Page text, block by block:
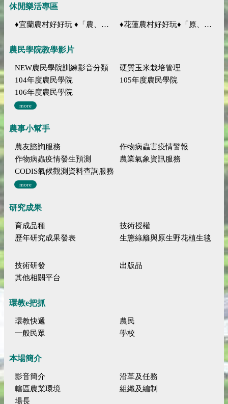
休閒樂活專區
♦宜蘭農村好好玩 ♦「農、藝、山、水」四條遊程推薦 ♦花蓮農村好好玩♦「原、生、慢、活」四條遊程推薦
農民學院教學影片
NEW農民學院訓練影音分類
硬質玉米栽培管理
104年度農民學院
105年度農民學院
106年度農民學院
more
農事小幫手
農友諮詢服務
作物病蟲害疫情警報
作物病蟲疫情發生預測
農業氣象資訊服務
CODIS氣候觀測資料查詢服務
more
研究成果
育成品種
技術授權
歷年研究成果發表
生態綠籬與原生野花植生毯
技術研發
出版品
其他相關平台
環教e把抓
環教快遞
農民
一般民眾
學校
本場簡介
影音簡介
沿革及任務
轄區農業環境
組織及編制
場長